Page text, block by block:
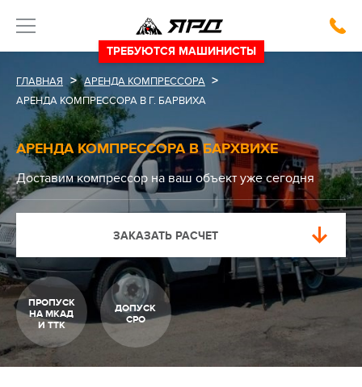
ТРЕБУЮТСЯ МАШИНИСТЫ
ГЛАВНАЯ > АРЕНДА КОМПРЕССОРА >
АРЕНДА КОМПРЕССОРА В Г. БАРВИХА
АРЕНДА КОМПРЕССОРА В БАРХВИХЕ
Доставим компрессор на ваш объект уже сегодня
ЗАКАЗАТЬ РАСЧЕТ
ПРОПУСК
НА МКАД
И ТТК
ДОПУСК
СРО